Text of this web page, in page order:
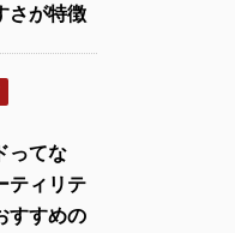
さが特徴
ってな
ティリテ
すすめの